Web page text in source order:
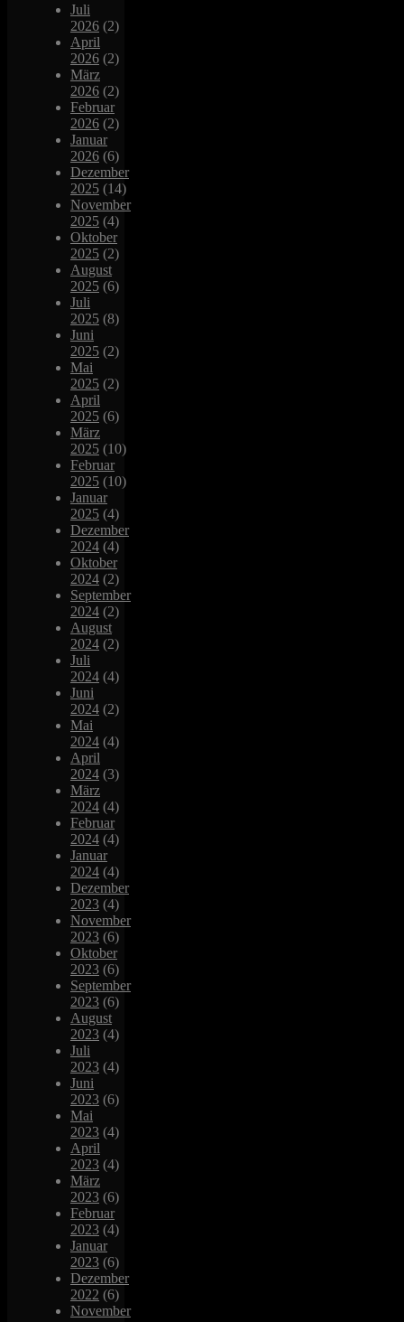
Juli
2026 (2)
April
2026 (2)
März
2026 (2)
Februar
2026 (2)
Januar
2026 (6)
Dezember
2025 (14)
November
2025 (4)
Oktober
2025 (2)
August
2025 (6)
Juli
2025 (8)
Juni
2025 (2)
Mai
2025 (2)
April
2025 (6)
März
2025 (10)
Februar
2025 (10)
Januar
2025 (4)
Dezember
2024 (4)
Oktober
2024 (2)
September
2024 (2)
August
2024 (2)
Juli
2024 (4)
Juni
2024 (2)
Mai
2024 (4)
April
2024 (3)
März
2024 (4)
Februar
2024 (4)
Januar
2024 (4)
Dezember
2023 (4)
November
2023 (6)
Oktober
2023 (6)
September
2023 (6)
August
2023 (4)
Juli
2023 (4)
Juni
2023 (6)
Mai
2023 (4)
April
2023 (4)
März
2023 (6)
Februar
2023 (4)
Januar
2023 (6)
Dezember
2022 (6)
November